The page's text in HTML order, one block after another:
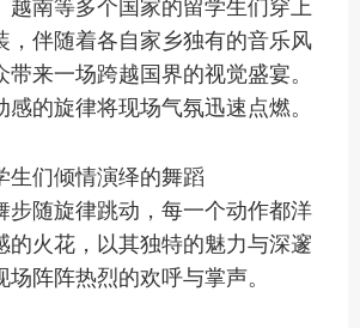
，伴随着各自家乡独有的音乐风
来一场跨越国界的视觉盛宴。
的旋律将现场气氛迅速点燃。
生们倾情演绎的舞蹈
步随旋律跳动，每一个动作都洋
的火花，以其独特的魅力与深邃
阵阵热烈的欢呼与掌声。